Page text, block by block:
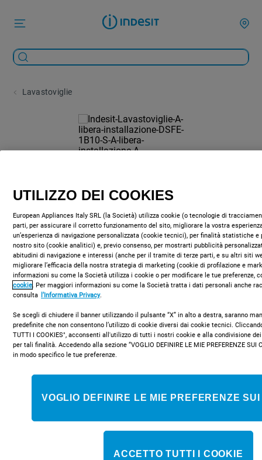
Lavastoviglie
DSFE 1B10 S
Lavastoviglie Indesit: slim, colore
argento - DSFE 1B10 S
Caratteristiche di questa lavastoviglie Indesit: 45 cm di larghezza,
consumo d'acqua abbinato ad un design ergonomico e compatto.
UTILIZZO DEI COOKIES
European Appliances Italy SRL (la Società) utilizza cookie (o tecnologie di
parti, per assicurare il corretto funzionamento del sito, migliorare la vostra
un’esperienza di navigazione personalizzata (cookie tecnici), per finalità statistiche e
nostro sito (cookie analitici) e, previo consenso, per mostrarti pubblicità
abitudini di navigazione e interessi (anche per il tramite di terze parti, e su altri siti
migliorare l’efficacia della nostra strategia di marketing (cookie di profilazione e
informazioni su come la Società utilizza i cookie o per modificare le tue preferenze,
cookie. Per maggiori informazioni su come la Società tratta i dati personali anche
consulta l’Informativa Privacy.
Se scegli di chiudere il banner utilizzando il pulsante “X” in alto a destra, saranno
predefinite che non consentono l’utilizzo di cookie diversi dai cookie tecnici.
TUTTI I COOKIES", acconsenti all'utilizzo di tutti i nostri cookie e alla condivisione
per tali finalità. Accedendo alla sezione “VOGLIO DEFINIRE LE MIE PREFERENZE SUI
in modo specifico le tue preferenze.
VOGLIO DEFINIRE LE MIE PREFERENZE
ACCETTO TUTTI I COOKIE